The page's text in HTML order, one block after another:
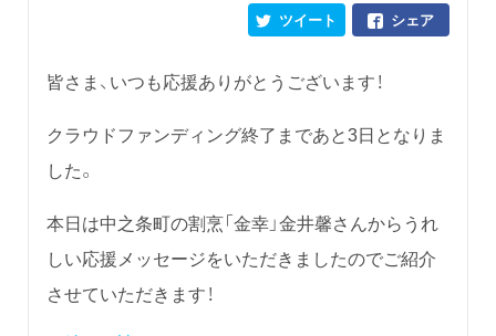
シェア
ツイート
皆さま、いつも応援ありがとうございます！
クラウドファンディング終了まであと3日となりま
した。
本日は中之条町の割烹「金幸」金井馨さんからうれ
しい応援メッセージをいただきましたのでご紹介
させていただきます！